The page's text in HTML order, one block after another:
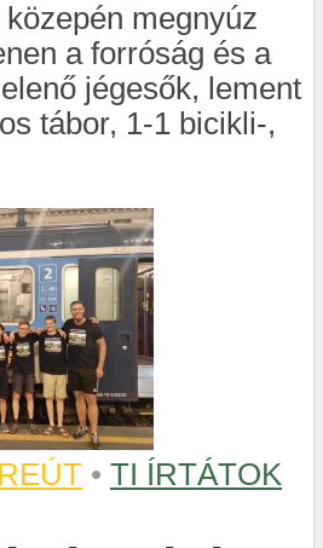
megnyúz
a forróság és a
jégesők, lement
tábor, 1-1 bicikli-,
• TI ÍRTÁTOK